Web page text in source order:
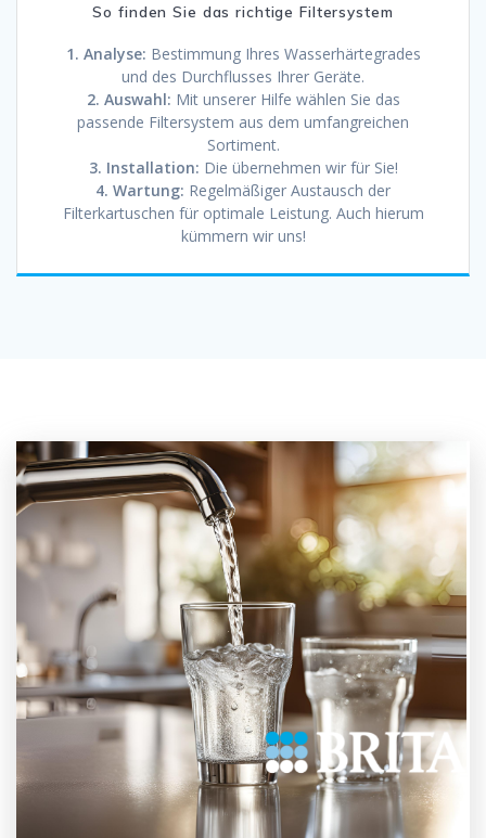
So finden Sie das richtige Filtersystem
1. Analyse: Bestimmung Ihres Wasserhärtegrades
und des Durchflusses Ihrer Geräte.
2. Auswahl: Mit unserer Hilfe wählen Sie das
passende Filtersystem aus dem umfangreichen
Sortiment.
3. Installation: Die übernehmen wir für Sie!
4. Wartung: Regelmäßiger Austausch der
Filterkartuschen für optimale Leistung. Auch hierum
kümmern wir uns!